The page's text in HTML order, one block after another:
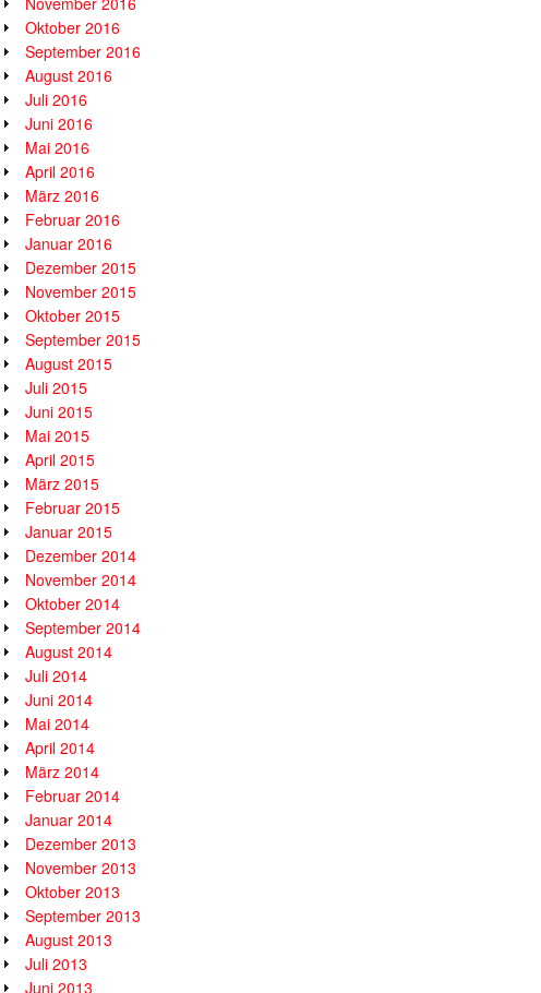
Oktober 2016
September 2016
August 2016
Juli 2016
Juni 2016
Mai 2016
April 2016
März 2016
Februar 2016
Januar 2016
Dezember 2015
November 2015
Oktober 2015
September 2015
August 2015
Juli 2015
Juni 2015
Mai 2015
April 2015
März 2015
Februar 2015
Januar 2015
Dezember 2014
November 2014
Oktober 2014
September 2014
August 2014
Juli 2014
Juni 2014
Mai 2014
April 2014
März 2014
Februar 2014
Januar 2014
Dezember 2013
November 2013
Oktober 2013
September 2013
August 2013
Juli 2013
Juni 2013